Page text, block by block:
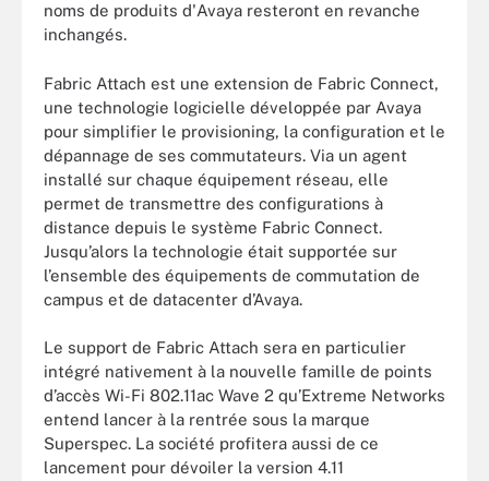
noms de produits d'Avaya resteront en revanche
inchangés.
Fabric Attach est une extension de Fabric Connect,
une technologie logicielle développée par Avaya
pour simplifier le provisioning, la configuration et le
dépannage de ses commutateurs. Via un agent
installé sur chaque équipement réseau, elle
permet de transmettre des configurations à
distance depuis le système Fabric Connect.
Jusqu’alors la technologie était supportée sur
l’ensemble des équipements de commutation de
campus et de datacenter d’Avaya.
Le support de Fabric Attach sera en particulier
intégré nativement à la nouvelle famille de points
d’accès Wi-Fi 802.11ac Wave 2 qu’Extreme Networks
entend lancer à la rentrée sous la marque
Superspec. La société profitera aussi de ce
lancement pour dévoiler la version 4.11